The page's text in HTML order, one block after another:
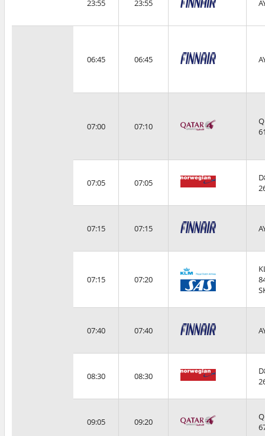
23:55 23:55
06:45 06:45
07:00 07:10
07:05 07:05
07:15 07:15
07:15 07:20
07:40 07:40
08:30 08:30
09:05 09:20